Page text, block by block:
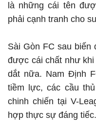
là những cái tên
phải cạnh tranh cho
Sài Gòn FC sau biến
được cái chất như
dắt nữa. Nam Định
tiềm lực, các cầu
chinh chiến tại V-
hợp thực sự đáng tiếc.